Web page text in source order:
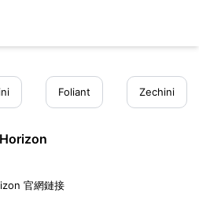
Foliant
Zechini
解決方案
業資訊
Foliant Zechini
Horizon
官網鏈接